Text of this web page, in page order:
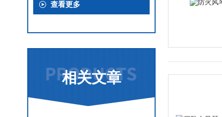
查看更多
相关文章